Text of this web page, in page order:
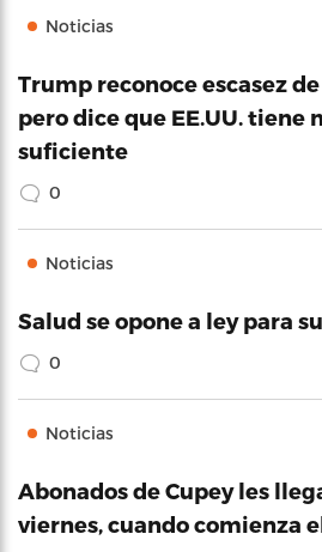
Noticias
Trump reconoce escasez
pero dice que EE.UU. tiene
suficiente
0
Noticias
Salud se opone a ley para
0
Noticias
Abonados de Cupey les
viernes, cuando comienza